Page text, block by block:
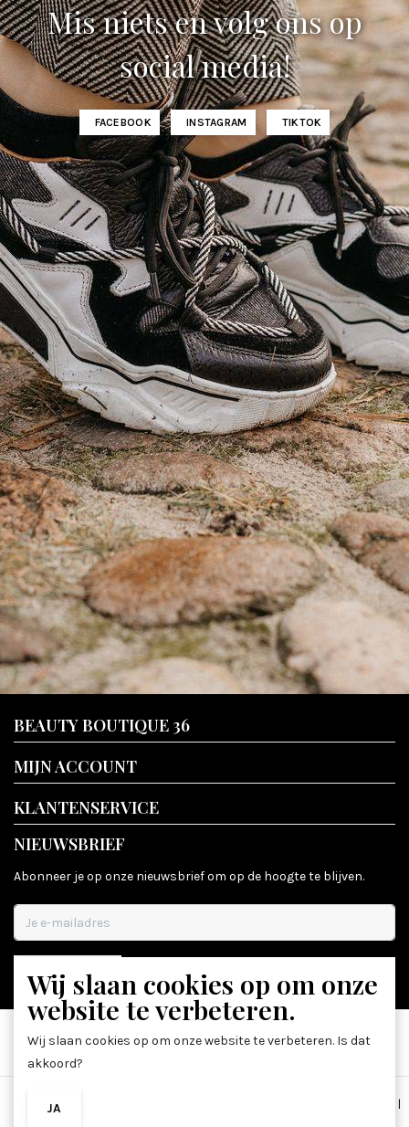
Mis niets en volg ons op
social media!
FACEBOOK INSTAGRAM TIKTOK
BEAUTY BOUTIQUE 36
MIJN ACCOUNT
KLANTENSERVICE
NIEUWSBRIEF
Abonneer je op onze nieuwsbrief om op de hoogte te blijven.
ABONNEER
Algemene voorwaarden
|
Wij slaan cookies op om onze
website te verbeteren.
Wij slaan cookies op om onze website te verbeteren. Is dat
akkoord?
JA